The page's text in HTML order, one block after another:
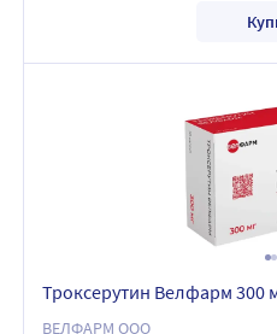
Троксерутин Велфарм 300
ВЕЛФАРМ ООО